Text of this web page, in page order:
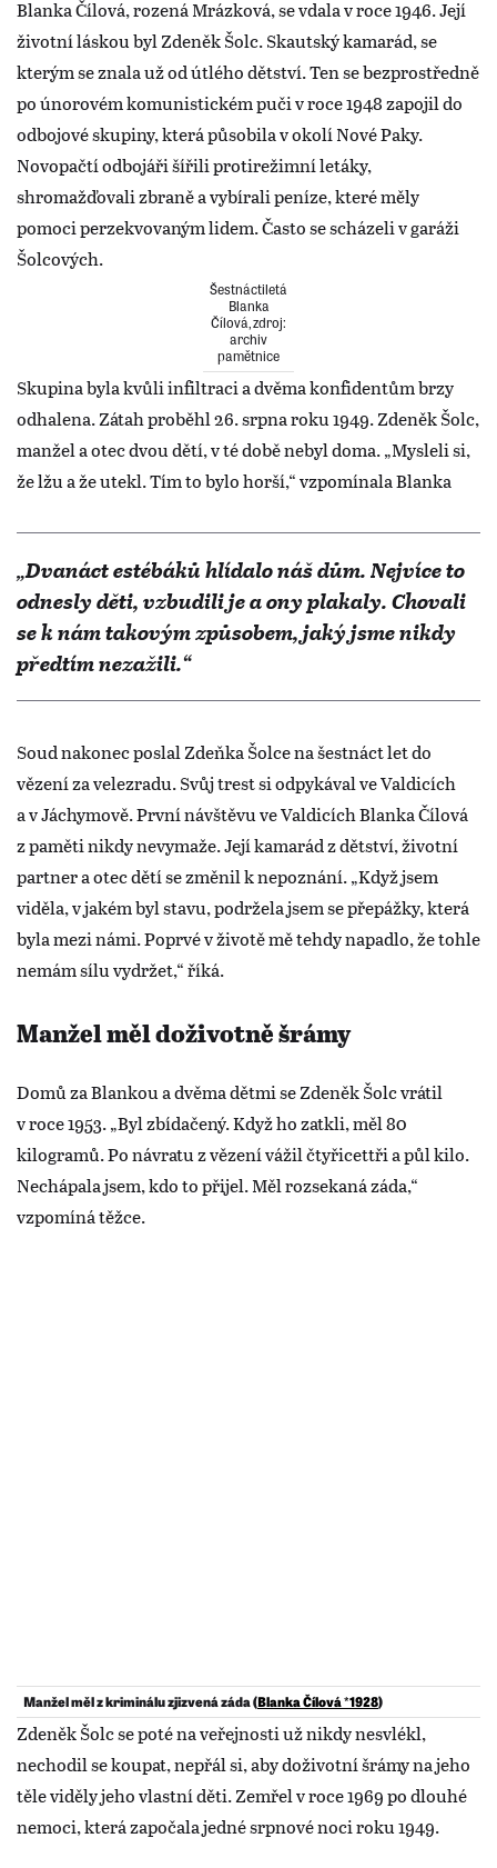
Blanka Čílová, rozená Mrázková, se vdala v roce 1946. Její
životní láskou byl Zdeněk Šolc. Skautský kamarád, se
kterým se znala už od útlého dětství. Ten se bezprostředně
po únorovém komunistickém puči v roce 1948 zapojil do
odbojové skupiny, která působila v okolí Nové Paky.
Novopačtí odbojáři šířili protirežimní letáky,
shromažďovali zbraně a vybírali peníze, které měly
pomoci perzekvovaným lidem. Často se scházeli v garáži
Šolcových.
Šestnáctiletá
Blanka
Čílová, zdroj:
archiv
pamětnice
Skupina byla kvůli infiltraci a dvěma konfidentům brzy
odhalena. Zátah proběhl 26. srpna roku 1949. Zdeněk Šolc,
manžel a otec dvou dětí, v té době nebyl doma. „Mysleli si,
že lžu a že utekl. Tím to bylo horší,“ vzpomínala Blanka
„Dvanáct estébáků hlídalo náš dům. Nejvíce to
odnesly děti, vzbudili je a ony plakaly. Chovali
se k nám takovým způsobem, jaký jsme nikdy
předtím nezažili.“
Soud nakonec poslal Zdeňka Šolce na šestnáct let do
vězení za velezradu. Svůj trest si odpykával ve Valdicích
a v Jáchymově. První návštěvu ve Valdicích Blanka Čílová
z paměti nikdy nevymaže. Její kamarád z dětství, životní
partner a otec dětí se změnil k nepoznání. „Když jsem
viděla, v jakém byl stavu, podržela jsem se přepážky, která
byla mezi námi. Poprvé v životě mě tehdy napadlo, že tohle
nemám sílu vydržet,“ říká.
Manžel měl doživotně šrámy
Domů za Blankou a dvěma dětmi se Zdeněk Šolc vrátil
v roce 1953. „Byl zbídačený. Když ho zatkli, měl 80
kilogramů. Po návratu z vězení vážil čtyřicettři a půl kilo.
Nechápala jsem, kdo to přijel. Měl rozsekaná záda,“
vzpomíná těžce.
Manžel měl z kriminálu zjizvená záda (Blanka Čílová *1928)
Zdeněk Šolc se poté na veřejnosti už nikdy nesvlékl,
nechodil se koupat, nepřál si, aby doživotní šrámy na jeho
těle viděly jeho vlastní děti. Zemřel v roce 1969 po dlouhé
nemoci, která započala jedné srpnové noci roku 1949.